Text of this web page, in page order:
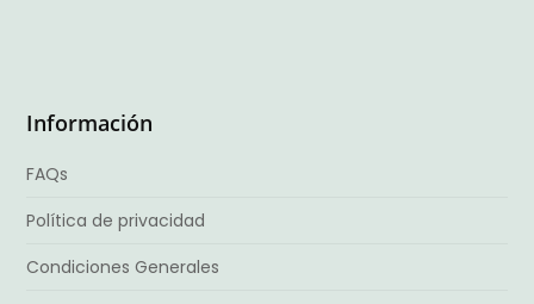
Información
FAQs
Política de privacidad
Condiciones Generales